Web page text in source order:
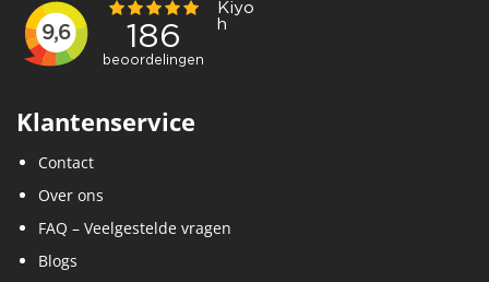
Klantenservice
Contact
Over ons
FAQ – Veelgestelde vragen
Blogs